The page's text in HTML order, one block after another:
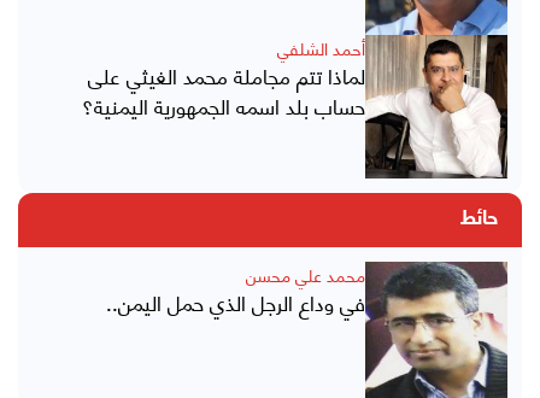
أحمد الشلفي
لماذا تتم مجاملة محمد الغيثي على
حساب بلد اسمه الجمهورية اليمنية؟
حائط
محمد علي محسن
في وداع الرجل الذي حمل اليمن..